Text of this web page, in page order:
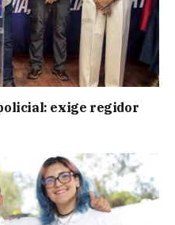
exige regidor